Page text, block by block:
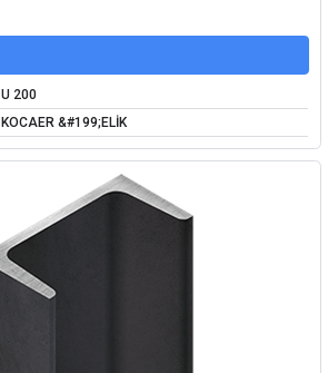
U 200
KOCAER &#199;ELİK